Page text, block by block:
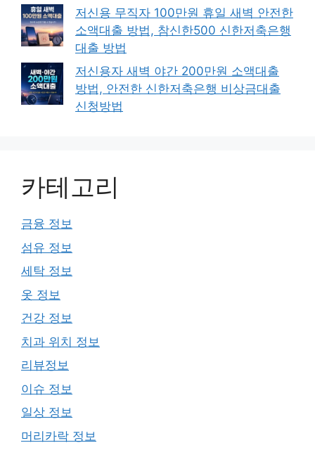
저신용 무직자 100만원 휴일 새벽 안전한
소액대출 방법, 참신한500 신한저축은행
대출 방법
저신용자 새벽 야간 200만원 소액대출
방법, 안전한 신한저축은행 비상금대출
신청방법
카테고리
금융 정보
섬유 정보
세탁 정보
옷 정보
건강 정보
치과 위치 정보
리뷰정보
이슈 정보
일상 정보
머리카락 정보